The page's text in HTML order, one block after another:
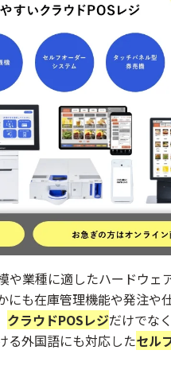
業種に適したハードウェ
にも在庫管理機能や発注や
クラウドPOSレジだけでな
る外国語にも対応したセル